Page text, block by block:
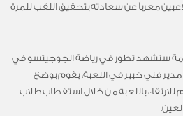
معرباً عن سعادته بتحقيق اللقب للمرة
ستشهد تطور في رياضة الجوجيتسو في
فني خبير في اللعبة، يقوم بوضع
باللعبة من خلال استقطاب طلاب